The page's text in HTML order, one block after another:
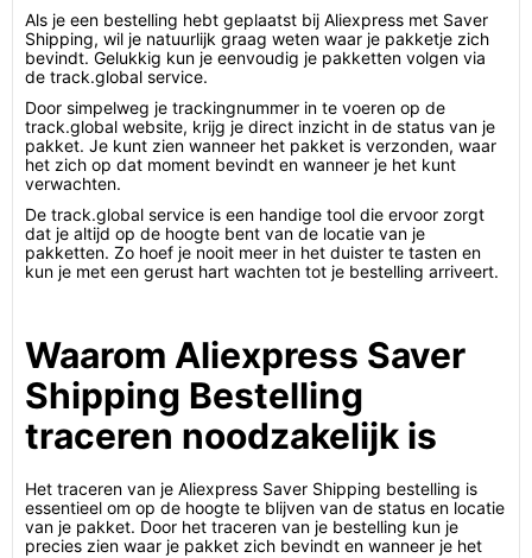
Als je een bestelling hebt geplaatst bij Aliexpress met Saver
Shipping, wil je natuurlijk graag weten waar je pakketje zich
bevindt. Gelukkig kun je eenvoudig je pakketten volgen via
de track.global service.
Door simpelweg je trackingnummer in te voeren op de
track.global website, krijg je direct inzicht in de status van je
pakket. Je kunt zien wanneer het pakket is verzonden, waar
het zich op dat moment bevindt en wanneer je het kunt
verwachten.
De track.global service is een handige tool die ervoor zorgt
dat je altijd op de hoogte bent van de locatie van je
pakketten. Zo hoef je nooit meer in het duister te tasten en
kun je met een gerust hart wachten tot je bestelling arriveert.
Waarom Aliexpress Saver
Shipping Bestelling
traceren noodzakelijk is
Het traceren van je Aliexpress Saver Shipping bestelling is
essentieel om op de hoogte te blijven van de status en locatie
van je pakket. Door het traceren van je bestelling kun je
precies zien waar je pakket zich bevindt en wanneer je het